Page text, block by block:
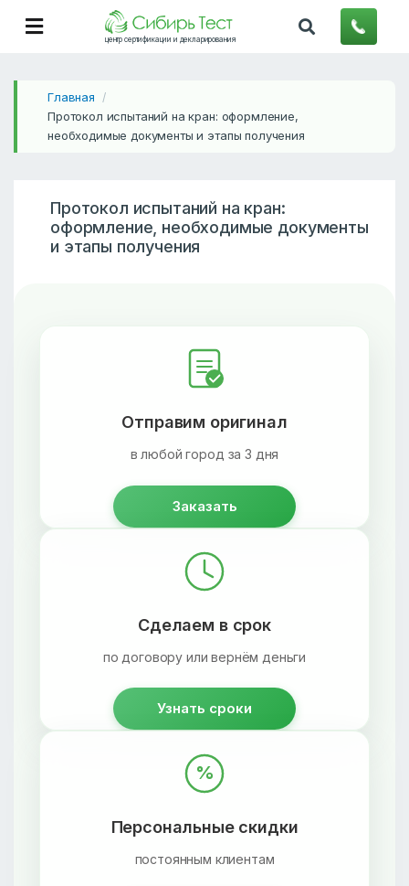
центр сертификации и декларирования
Главная /
Протокол испытаний на кран: оформление,
необходимые документы и этапы получения
Протокол испытаний на кран:
оформление, необходимые документы
и этапы получения
Отправим оригинал
в любой город за 3 дня
Заказать
Сделаем в срок
по договору или вернём деньги
Узнать сроки
%
Персональные скидки
постоянным клиентам